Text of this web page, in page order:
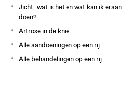
Jicht: wat is het en wat kan ik eraan
doen?
Artrose in de knie
Alle aandoeningen op een rij
Alle behandelingen op een rij